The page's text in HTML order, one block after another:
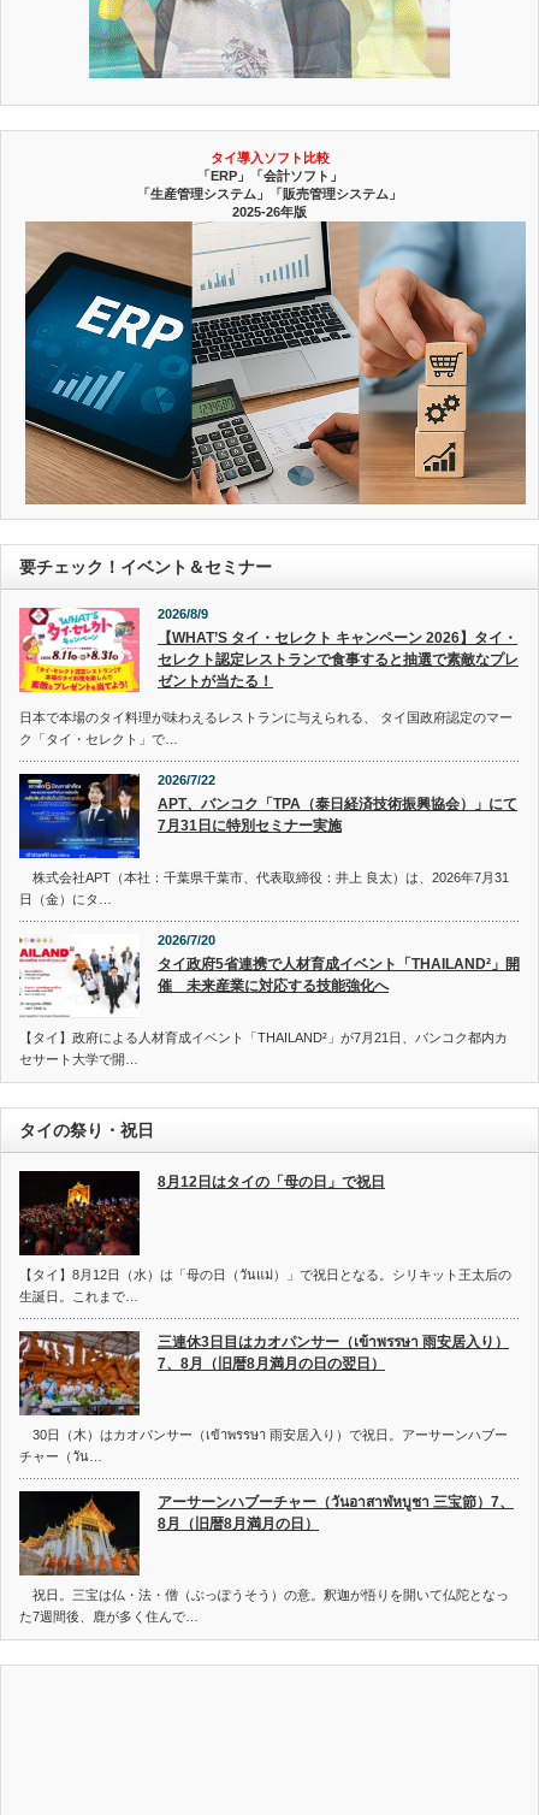
タイ導入ソフト比較
「ERP」「会計ソフト」
「生産管理システム」「販売管理システム」
2025-26年版
要チェック！イベント＆セミナー
2026/8/9
【WHAT’S タイ・セレクト キャンペーン 2026】タイ・
セレクト認定レストランで食事すると抽選で素敵なプレ
ゼントが当たる！
日本で本場のタイ料理が味わえるレストランに与えられる、 タイ国政府認定のマー
ク「タイ・セレクト」で…
2026/7/22
APT、バンコク「TPA（泰日経済技術振興協会）」にて
7月31日に特別セミナー実施
株式会社APT（本社：千葉県千葉市、代表取締役：井上 良太）は、2026年7月31
日（金）にタ…
2026/7/20
タイ政府5省連携で人材育成イベント「THAILAND²」開
催 未来産業に対応する技能強化へ
【タイ】政府による人材育成イベント「THAILAND²」が7月21日、バンコク都内カ
セサート大学で開…
タイの祭り・祝日
8月12日はタイの「母の日」で祝日
【タイ】8月12日（水）は「母の日（วันแม่）」で祝日となる。シリキット王太后の
生誕日。これまで…
三連休3日目はカオパンサー（เข้าพรรษา 雨安居入り）
7、8月（旧暦8月満月の日の翌日）
30日（木）はカオパンサー（เข้าพรรษา 雨安居入り）で祝日。アーサーンハブー
チャー（วัน…
アーサーンハブーチャー（วันอาสาฬหบูชา 三宝節）7、
8月（旧暦8月満月の日）
祝日。三宝は仏・法・僧（ぶっぽうそう）の意。釈迦が悟りを開いて仏陀となっ
た7週間後、鹿が多く住んで…